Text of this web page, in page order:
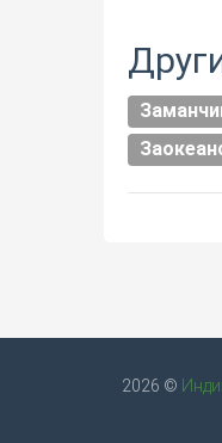
2026 ©